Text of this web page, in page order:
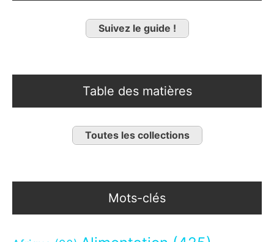
Suivez le guide !
Table des matières
Toutes les collections
Mots-clés